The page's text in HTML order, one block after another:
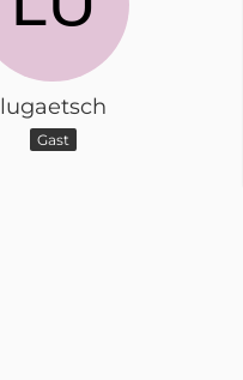
lugaetsch
Gast